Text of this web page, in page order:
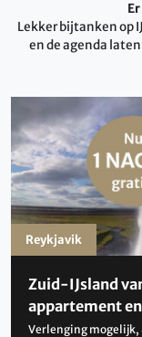
Lekker bijtanken op
en de agenda
Zuid-IJsland
appartement
Verlenging mogelijk,
Reykjavik